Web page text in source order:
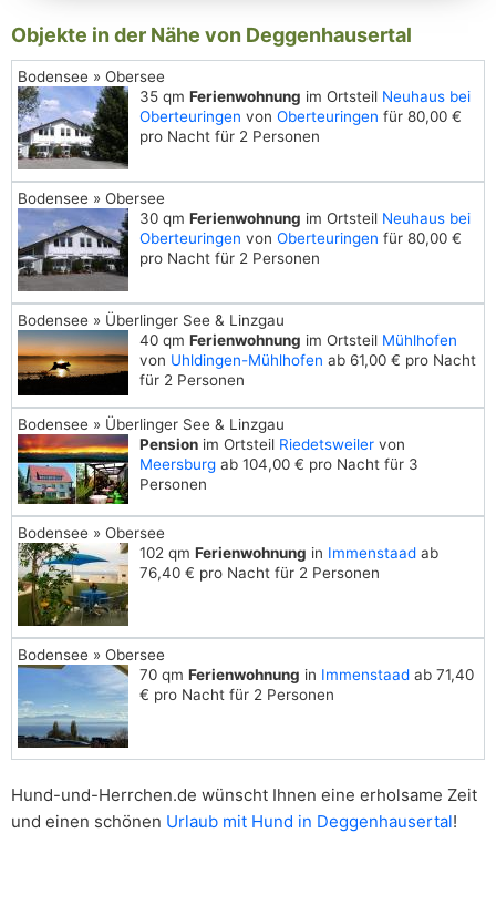
Objekte in der Nähe von Deggenhausertal
Bodensee » Obersee
35 qm Ferienwohnung im Ortsteil Neuhaus bei
Oberteuringen von Oberteuringen für 80,00 €
pro Nacht für 2 Personen
Bodensee » Obersee
30 qm Ferienwohnung im Ortsteil Neuhaus bei
Oberteuringen von Oberteuringen für 80,00 €
pro Nacht für 2 Personen
Bodensee » Überlinger See & Linzgau
40 qm Ferienwohnung im Ortsteil Mühlhofen
von Uhldingen-Mühlhofen ab 61,00 € pro Nacht
für 2 Personen
Bodensee » Überlinger See & Linzgau
Pension im Ortsteil Riedetsweiler von
Meersburg ab 104,00 € pro Nacht für 3
Personen
Bodensee » Obersee
102 qm Ferienwohnung in Immenstaad ab
76,40 € pro Nacht für 2 Personen
Bodensee » Obersee
70 qm Ferienwohnung in Immenstaad ab 71,40
€ pro Nacht für 2 Personen
Hund-und-Herrchen.de wünscht Ihnen eine erholsame Zeit
und einen schönen Urlaub mit Hund in Deggenhausertal!